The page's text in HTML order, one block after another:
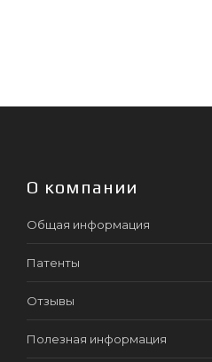
О компании
Общая информация
Патенты
Отзывы
Полезная информация